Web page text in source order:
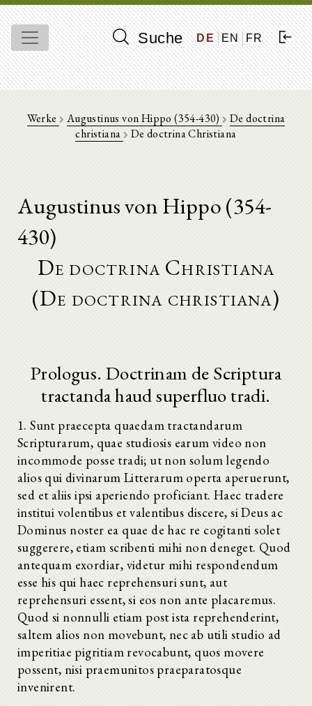
Suche DE EN FR
Werke Augustinus von Hippo (354-430) De doctrina
christiana
De doctrina Christiana
Augustinus von Hippo (354-
430)
De doctrina Christiana
(De doctrina christiana)
Prologus. Doctrinam de Scriptura
tractanda haud superfluo tradi.
1. Sunt praecepta quaedam tractandarum
Scripturarum, quae studiosis earum video non
incommode posse tradi; ut non solum legendo
alios qui divinarum Litterarum operta aperuerunt,
sed et aliis ipsi aperiendo proficiant. Haec tradere
institui volentibus et valentibus discere, si Deus ac
Dominus noster ea quae de hac re cogitanti solet
suggerere, etiam scribenti mihi non deneget. Quod
antequam exordiar, videtur mihi respondendum
esse his qui haec reprehensuri sunt, aut
reprehensuri essent, si eos non ante placaremus.
Quod si nonnulli etiam post ista reprehenderint,
saltem alios non movebunt, nec ab utili studio ad
imperitiae pigritiam revocabunt, quos movere
possent, nisi praemunitos praeparatosque
invenirent.